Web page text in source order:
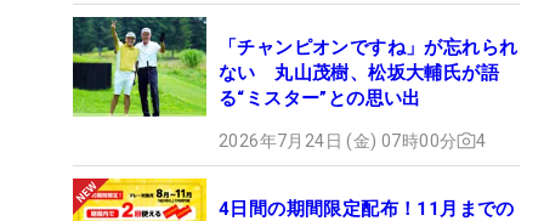
「チャンピオンですね」が忘れられ
ない 丸山茂樹、松坂大輔氏が語
る“ミスター”との思い出
2026年7月24日 (金) 07時00分 4
4日間の期間限定配布！11月までの